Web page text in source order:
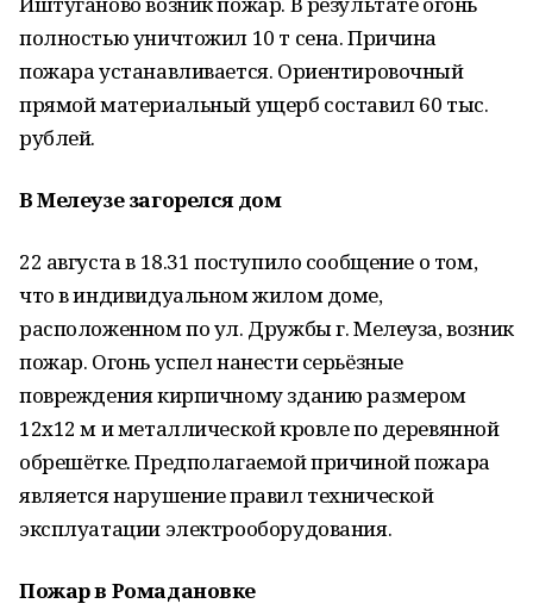
полностью уничтожил 10 т сена. Причина
пожара устанавливается. Ориентировочный
прямой материальный ущерб составил 60 тыс.
рублей.
В Мелеузе загорелся дом
22 августа в 18.31 поступило сообщение о том,
что в индивидуальном жилом доме,
расположенном по ул. Дружбы г. Мелеуза, возник
пожар. Огонь успел нанести серьёзные
повреждения кирпичному зданию размером
12х12 м и металлической кровле по деревянной
обрешётке. Предполагаемой причиной пожара
является нарушение правил технической
эксплуатации электрооборудования.
Пожар в Ромадановке